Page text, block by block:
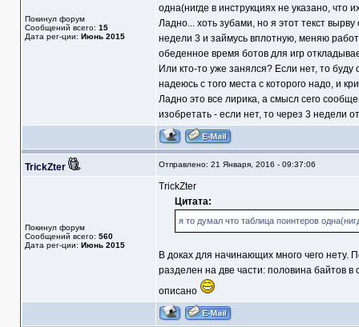
Покинул форум
Сообщений всего: 15
Дата рег-ции: Июнь 2015
одна(нигде в инструкциях не указано, что
Ладно... хоть зубами, но я этот текст
недели 3 и займусь вплотную, меняю
обеденное время ботов для игр
Или кто-то уже занялся? Если нет, то буду
надеюсь с того места с которого надо, и
Ладно это все лирика, а смысл сего
изобретать - если нет, то через 3 недели
TrickZter Отправлено: 21 Января, 2016 - 09:37:06
Покинул форум
Сообщений всего: 560
Дата рег-ции: Июнь 2015
TrickZter
Цитата:
я то думал что таблица поинтеров
В доках для начинающих много чего нету.
разделен на две части: половина байтов в
описано